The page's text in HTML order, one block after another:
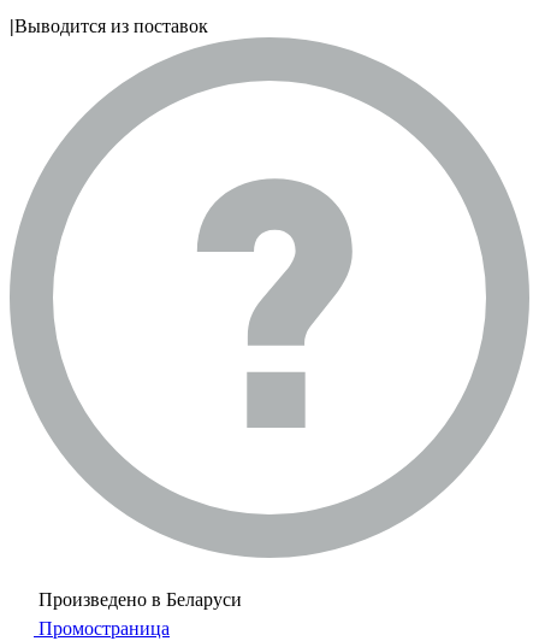
|Выводится из поставок
Произведено в Беларуси
Промостраница